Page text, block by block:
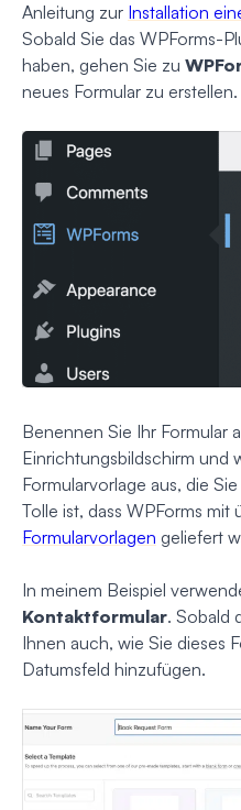
Anleitung zur Installation
Sobald Sie das WPForms-
haben, gehen Sie zu
neues Formular zu erstellen.
Benennen Sie Ihr Formular
Einrichtungsbildschirm und
Formularvorlage aus, die
Tolle ist, dass WPForms mit
Formularvorlagen geliefert
In meinem Beispiel
Kontaktformular. Sobald
Ihnen auch, wie Sie dieses
Datumsfeld hinzufügen.